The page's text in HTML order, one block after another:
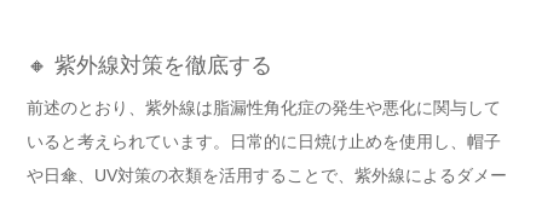
🔸 紫外線対策を徹底する
前述のとおり、紫外線は脂漏性角化症の発生や悪化に関与して
いると考えられています。日常的に日焼け止めを使用し、帽子
や日傘、UV対策の衣類を活用することで、紫外線によるダメー